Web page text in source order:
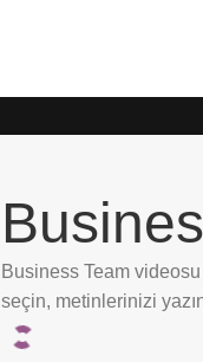
Business Team
seçin, metinlerinizi